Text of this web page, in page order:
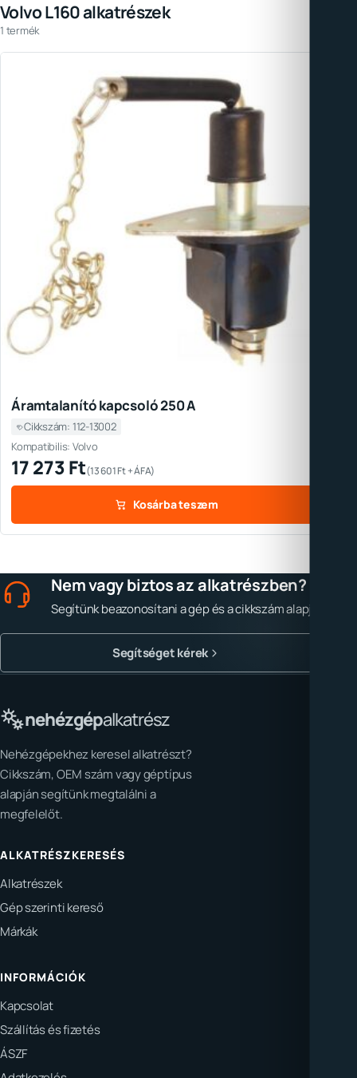
Volvo L160 alkatrészek
1 termék
Áramtalanító kapcsoló 250 A
Cikkszám: 112-13002
Kompatibilis: Volvo
17 273Ft(13 601Ft+ ÁFA)
Kosárba teszem
Nem vagy biztos az alkatrészben?
Segítünk beazonosítani a gép és a cikkszám alapján.
Segítséget kérek
nehézgépalkatrész
Nehézgépekhez keresel alkatrészt?
Cikkszám, OEM szám vagy géptípus
alapján segítünk megtalálni a
megfelelőt.
ALKATRÉSZKERESÉS
Alkatrészek
Gép szerinti kereső
Márkák
INFORMÁCIÓK
Kapcsolat
Szállítás és fizetés
ÁSZF